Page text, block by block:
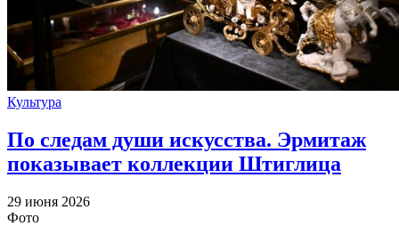
Культура
По следам души искусства. Эрмитаж
показывает коллекции Штиглица
29 июня 2026
Фото